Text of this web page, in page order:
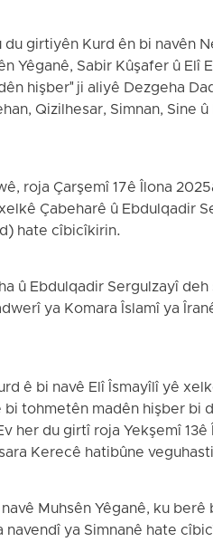
girtiyên Kurd ên bi navên
Yêganê, Sabir Kûşafer û Elî
hişber" ji aliyê Dezgeha
Qizilhesar, Simnan, Sine
roja Çarşemî 17ê Îlona
Çabeharê û Ebdulqadir
hate cîbicîkirin.
û Ebdulqadir Sergulzayî
ya Komara Îslamî ya
ê bi navê Elî Îsmayîlî yê
tohmetên madên hişber bi
her du girtî roja Yekşemî
Kerecê hatibûne
Muhsên Yêganê, ku
ya Simnanê hate